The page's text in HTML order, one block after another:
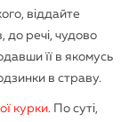
віддайте
до речі, чудово
її в якомусь
в страву.
курки. По суті,